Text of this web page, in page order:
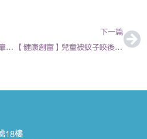
【TVB．流行都市】身高主靠遺傳 矮小症要打激素 | 兒科專科醫生徐梓筠醫生| | 21-08-2025
下一篇
【健康創富】兒童被蚊子咬後 為何皮膚紅腫起水泡 | 兒科專科醫生陳欣永醫生 | 2025年秋季號
18樓